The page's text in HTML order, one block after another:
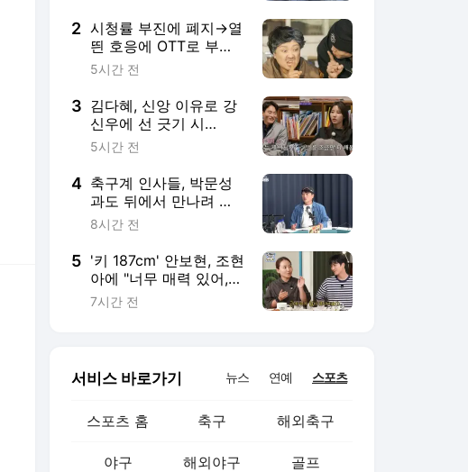
2 시청률 부진에 폐지→열
띈 호응에 OTT로 부활
성공한 이 작품 정체
5시간 전
3 김다혜, 신앙 이유로 강
신우에 선 긋기 시
작…"난 많이 신실해"
5시간 전
4 축구계 인사들, 박문성
과도 뒤에서 만나려 했
다…“그런 식으로 문제
8시간 전
5 '키 187cm' 안보현, 조현
아에 "너무 매력 있어,
진짜 친해지고파 출연
7시간 전
서비스 바로가기 뉴스 연예 스포츠
스포츠 홈 축구 해외축구
야구 해외야구 골프